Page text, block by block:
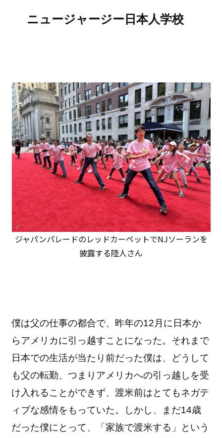
ニュージャージー日本人学校
ジャパンパレードのレッドカーペットでNJソーランを
披露する陸人さん
僕は父の仕事の都合で、 昨年の12月に日本か
らアメリカに引っ越すことになった。それまで
日本での生活が当たり前だった僕は、どうして
も父の転勤、 つまりアメリカへの引っ越しを受
け入れることができず、渡米前はとてもネガテ
ィブな感情をもっていた。しかし、まだ14歳
だった僕にとって、「家族で渡米する」
という